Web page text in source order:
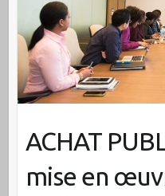
ACHAT
mise en